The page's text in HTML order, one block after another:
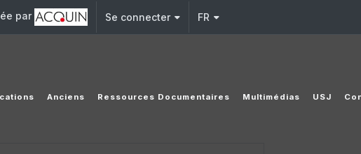
par Se connecter FR
Anciens Ressources Documentaires Multimédias USJ